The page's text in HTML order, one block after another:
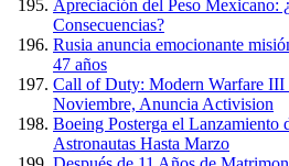
Apreciación del Peso Mexicano:
Consecuencias?
Rusia anuncia emocionante
47 años
Call of Duty: Modern Warfare III
Noviembre, Anuncia Activision
Boeing Posterga el Lanzamiento
Astronautas Hasta Marzo